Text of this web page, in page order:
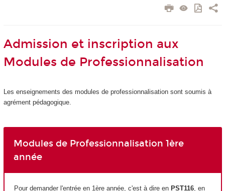
Admission et inscription aux
Modules de Professionnalisation
Les enseignements des modules de professionnalisation sont soumis à
agrémentpédagogique.
Modules de Professionnalisation 1ère
année
Pour demander l'entrée en 1ère année, c'est à dire en PST116 , en